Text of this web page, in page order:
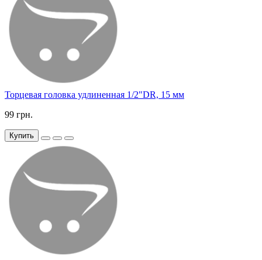
Торцевая головка удлиненная 1/2"DR, 15 мм
99 грн.
Купить